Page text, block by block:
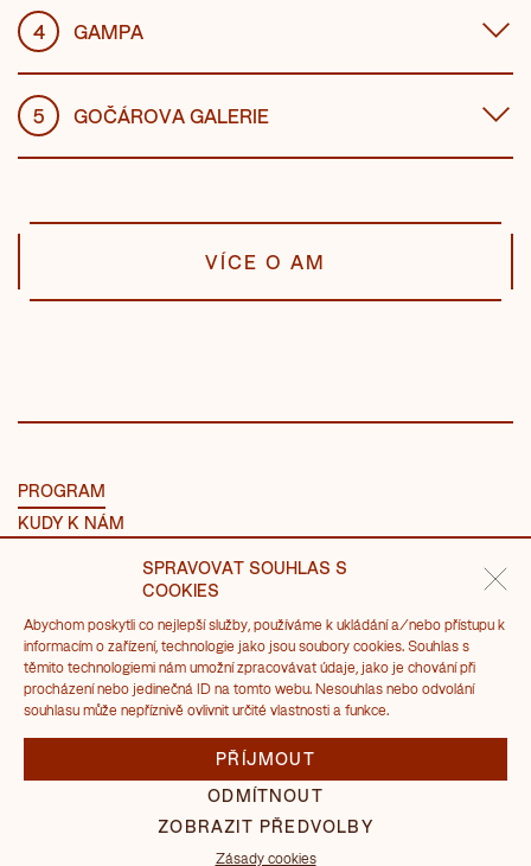
SPRAVOVAT SOUHLAS S
COOKIES
Abychom poskytli co nejlepší služby, používáme k ukládání a/nebo přístupu k
informacím o zařízení, technologie jako jsou soubory cookies. Souhlas s
těmito technologiemi nám umožní zpracovávat údaje, jako je chování při
procházení nebo jedinečná ID na tomto webu. Nesouhlas nebo odvolání
souhlasu může nepříznivě ovlivnit určité vlastnosti a funkce.
PŘÍJMOUT
ODMÍTNOUT
ZOBRAZIT PŘEDVOLBY
Zásady cookies
4 GAMPA
5 GOČÁROVA GALERIE
VÍCE O AM
PROGRAM
KUDY K NÁM
PRONÁJMY
SVATBA V AM
ADVENT 2026 V AM
KONTAKTY